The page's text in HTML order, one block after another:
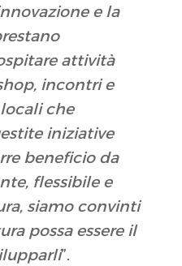
e la
attività
incontri e
che
iniziative
beneficio da
flessibile e
siamo convinti
possa essere il
”.